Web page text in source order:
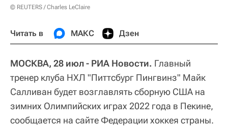
© REUTERS / Charles LeClaire
Читать в МАКС Дзен
МОСКВА, 28 июл - РИА Новости. Главный
тренер клуба НХЛ "Питтсбург Пингвинз" Майк
Салливан будет возглавлять сборную США на
зимних Олимпийских играх 2022 года в Пекине,
сообщается на сайте Федерации хоккея страны.